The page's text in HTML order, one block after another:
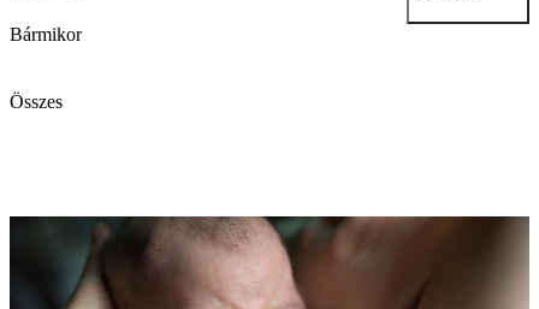
Bármikor
Összes